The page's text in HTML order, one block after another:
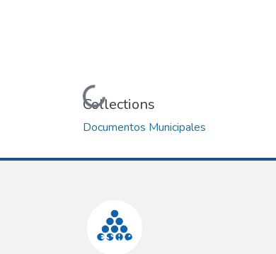
Loading...
Collections
Documentos Municipales